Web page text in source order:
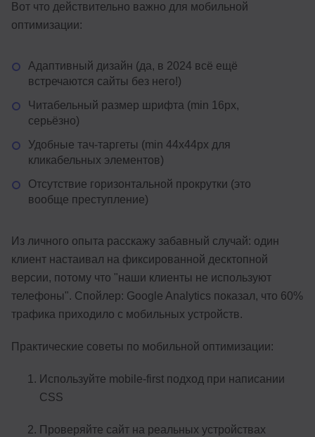
Вот что действительно важно для мобильной
оптимизации:
Адаптивный дизайн (да, в 2024 всё ещё
встречаются сайты без него!)
Читабельный размер шрифта (min 16px,
серьёзно)
Удобные тач-таргеты (min 44x44px для
кликабельных элементов)
Отсутствие горизонтальной прокрутки (это
вообще преступление)
Из личного опыта расскажу забавный случай: один
клиент настаивал на фиксированной десктопной
версии, потому что "наши клиенты не используют
телефоны". Спойлер: Google Analytics показал, что 60%
трафика приходило с мобильных устройств.
Практические советы по мобильной оптимизации:
Используйте mobile-first подход при написании
CSS
Проверяйте сайт на реальных устройствах